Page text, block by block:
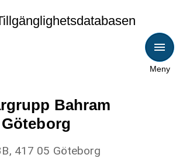
Meny
Bahram
417 05 Göteborg